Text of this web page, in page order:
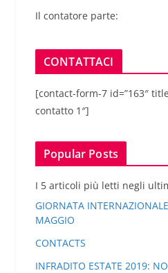
Il contatore parte:
CONTATTACI
[contact-form-7 id=”163″
contatto 1″]
Popular Posts
I 5 articoli più letti negli
GIORNATA
MAGGIO
CONTACTS
INFRADITO ESTATE 2019: